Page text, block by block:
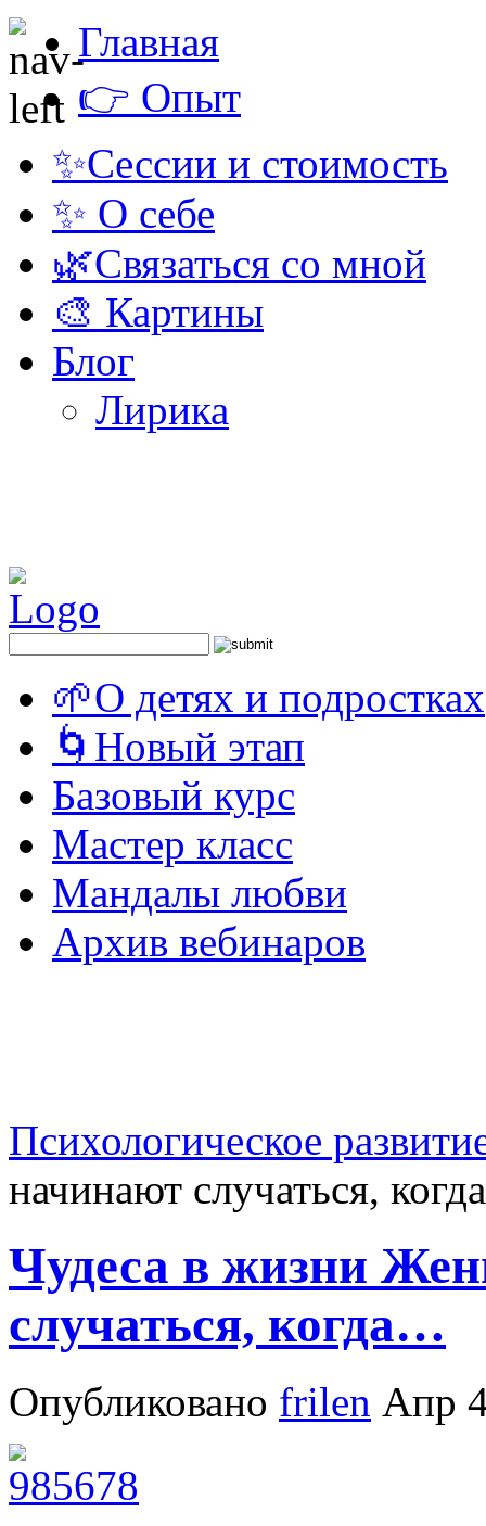
Главная
👉 Опыт
✨Сессии и стоимость
✨ О себе
🌿Связаться со мной
🎨 Картины
Блог
Лирика
🌱О детях и подростках
🌀Новый этап
Базовый курс
Мастер класс
Мандалы любви
Архив вебинаров
Психологическое
начинают случаться,
Чудеса в жизни
случаться, когда…
Опубликовано frilen Апр